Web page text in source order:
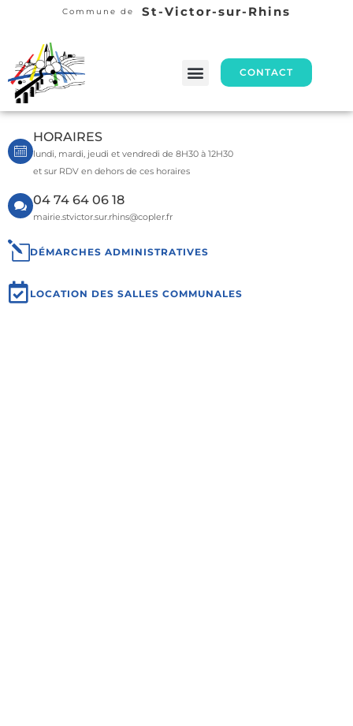
Commune de St-Victor-sur-Rhins
CONTACT
HORAIRES
lundi, mardi, jeudi et vendredi de 8H30 à 12H30
et sur RDV en dehors de ces horaires
04 74 64 06 18
mairie.stvictor.sur.rhins@copler.fr
DÉMARCHES ADMINISTRATIVES
LOCATION DES SALLES COMMUNALES